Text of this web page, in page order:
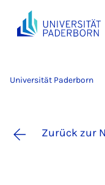
Universität Paderborn
Zurück zur